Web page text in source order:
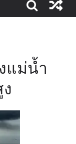
แม่น้ำ